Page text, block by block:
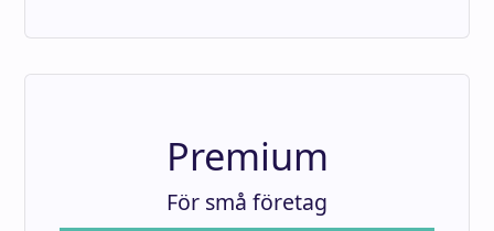
Premium
För små företag